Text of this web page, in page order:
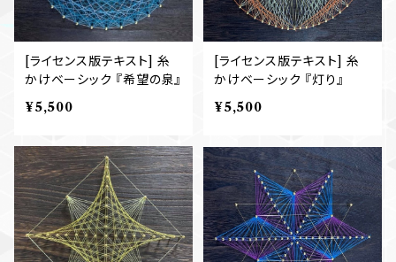
[ライセンス版テキスト] 糸
かけベーシック 『希望の泉』
¥5,500
[ライセンス版テキスト] 糸
かけベーシック 『灯り』
¥5,500